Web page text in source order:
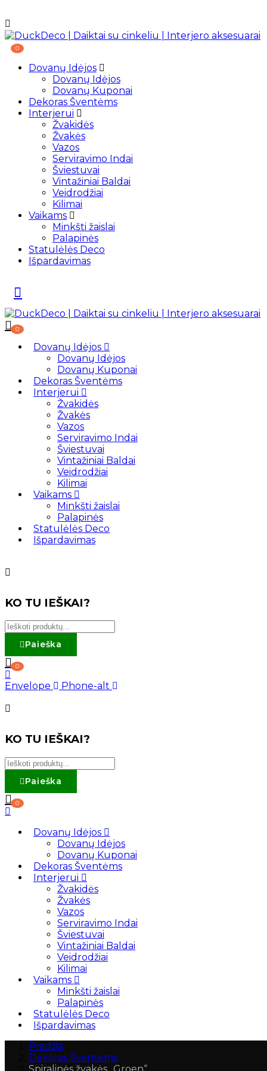
0
Dovanų Idėjos
Dovanų Idėjos
Dovanų Kuponai
Dekoras Šventėms
Interjerui
Žvakidės
Žvakės
Vazos
Serviravimo Indai
Šviestuvai
Vintažiniai Baldai
Veidrodžiai
Kilimai
Vaikams
Minkšti žaislai
Palapinės
Statulėlės Deco
Išpardavimas
0
Dovanų Idėjos
Dovanų Idėjos
Dovanų Kuponai
Dekoras Šventėms
Interjerui
Žvakidės
Žvakės
Vazos
Serviravimo Indai
Šviestuvai
Vintažiniai Baldai
Veidrodžiai
Kilimai
Vaikams
Minkšti žaislai
Palapinės
Statulėlės Deco
Išpardavimas
KO TU IEŠKAI?
Paieška
0
Envelope Phone-alt
KO TU IEŠKAI?
Paieška
0
Dovanų Idėjos
Dovanų Idėjos
Dovanų Kuponai
Dekoras Šventėms
Interjerui
Žvakidės
Žvakės
Vazos
Serviravimo Indai
Šviestuvai
Vintažiniai Baldai
Veidrodžiai
Kilimai
Vaikams
Minkšti žaislai
Palapinės
Statulėlės Deco
Išpardavimas
Pradžia
Dekoras Šventėms